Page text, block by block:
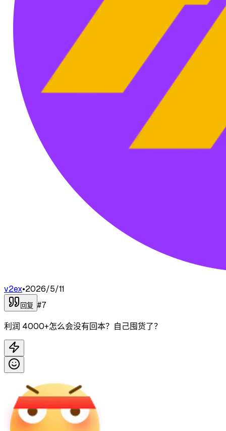
v2ex•2026/5/11
回复 #7
利润 4000+怎么会没有回本？自己囤货了？